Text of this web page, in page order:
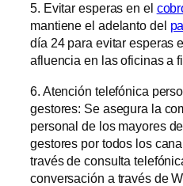
5. Evitar esperas en el
mantiene el adelanto del
día 24 para evitar esperas
afluencia en las oficinas a
6. Atención telefónica
gestores: Se asegura la
personal de los mayores
gestores por todos los
través de consulta
conversación a través de